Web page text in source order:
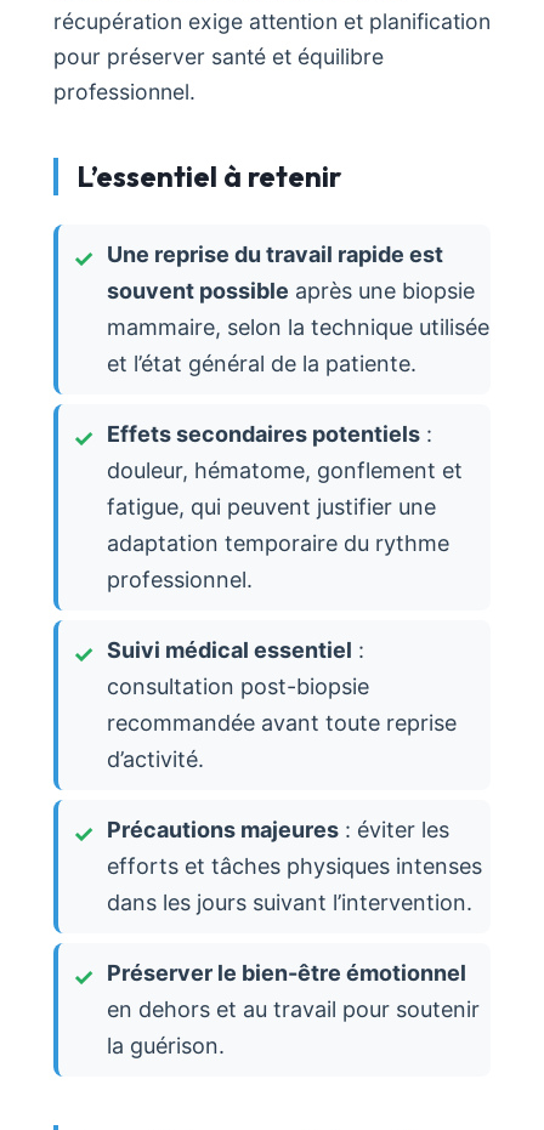
récupération exige attention et planification
pour préserver santé et équilibre
professionnel.
L’essentiel à retenir
Une reprise du travail rapide est
souvent possible après une biopsie
mammaire, selon la technique utilisée
et l’état général de la patiente.
Effets secondaires potentiels :
douleur, hématome, gonflement et
fatigue, qui peuvent justifier une
adaptation temporaire du rythme
professionnel.
Suivi médical essentiel :
consultation post-biopsie
recommandée avant toute reprise
d’activité.
Précautions majeures : éviter les
efforts et tâches physiques intenses
dans les jours suivant l’intervention.
Préserver le bien-être émotionnel
en dehors et au travail pour soutenir
la guérison.